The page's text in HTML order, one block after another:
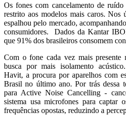
Os fones com cancelamento de
restrito aos modelos mais caros. Nos
espalhou pelo mercado,
consumidores. Dados da Kantar
que 91% dos brasileiros consomem
Com o fone cada vez mais presente
busca por mais isolamento
Havit, a procura por aparelhos com
Brasil no último ano. Por trás dessa
para Active Noise Cancelling -
sistema usa microfones para captar
frequências opostas, reduzindo a